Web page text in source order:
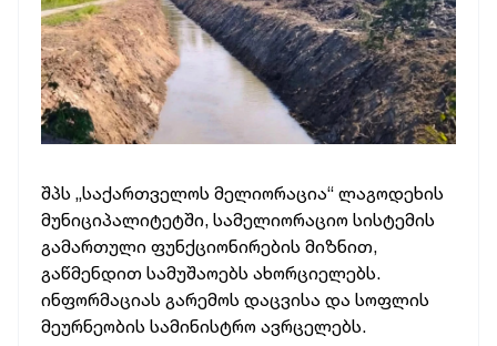
შპს „საქართველოს მელიორაცია“ ლაგოდეხის
მუნიციპალიტეტში, სამელიორაციო სისტემის
გამართული ფუნქციონირების მიზნით,
გაწმენდით სამუშაოებს ახორციელებს.
ინფორმაციას გარემოს დაცვისა და სოფლის
მეურნეობის სამინისტრო ავრცელებს.